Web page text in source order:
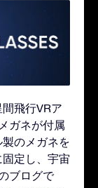
飛行VRア
ガネが付属
のメガネを
定し、宇宙
ブログで